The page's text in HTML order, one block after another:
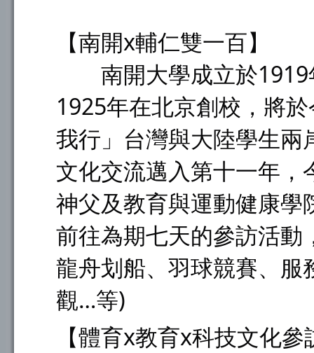
【南開x輔仁雙一百】
南開大學成立於1919
1925年在北京創校，將
我行」台灣與大陸學生
文化交流邁入第十一年
神父及教育與運動健康
前往為期七天的參訪活
龍舟划船、羽球競賽、
觀…等)
【體育x教育x科技文化參